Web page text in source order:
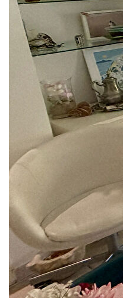
SANARY SUR MER -
DE PORTISSOL
Situation privilégiée pour
d'environ 58,69 m²,
sécurisée permettant de
pied : le port, les
Portissol sont
L'appartement offre un
terrasse exposée plein
journées ensoleillées. La
aménagée et fonctionnelle.
L'espace nuit comprend
qu'un coin salon pouvant
chambre, bureau ou
Une salle d'eau et des
l'ensemble.